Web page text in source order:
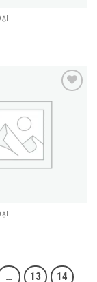
… 13
14